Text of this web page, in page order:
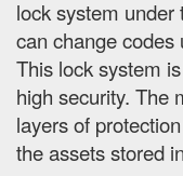
lock system
can change codes
This lock system
high security. The
layers of
the assets stored